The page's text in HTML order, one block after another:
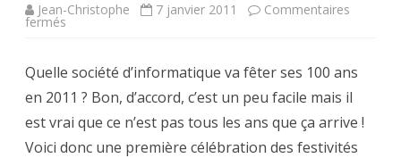
Jean-Christophe 7 janvier 2011 Commentaires
fermés
se
fête
avec
le
Computer
History
Museum
Quelle société d’informatique va fêter ses 100 ans
en 2011 ? Bon, d’accord, c’est un peu facile mais il
est vrai que ce n’est pas tous les ans que ça arrive !
Voici donc une première célébration des festivités